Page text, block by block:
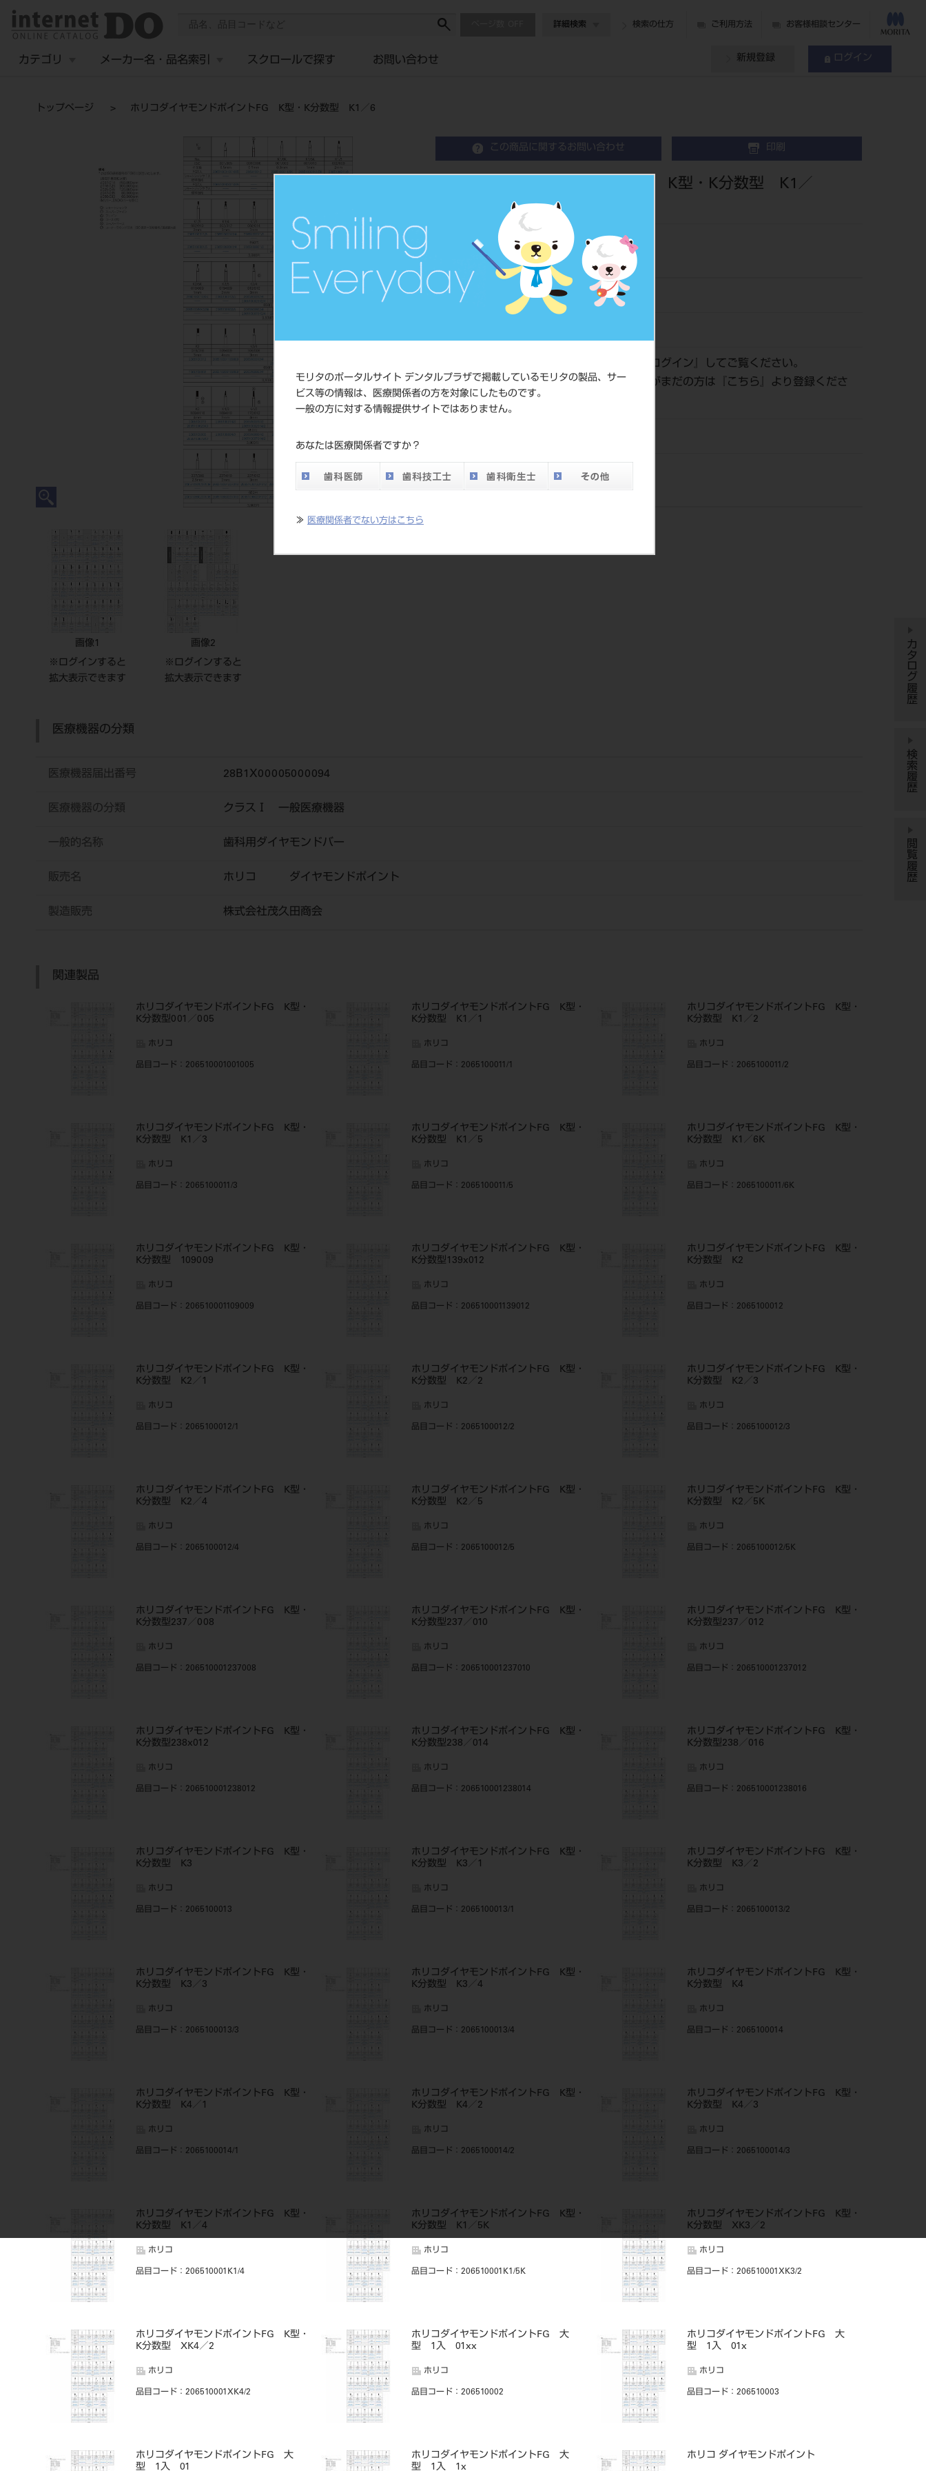
モリタのポータルサイト デンタルプラザで掲載しているモリタの製品、サー
ビス等の情報は、医療関係者の方を対象にしたものです。
一般の方に対する情報提供サイトではありません。
あなたは医療関係者ですか？
≫ 医療関係者でない方はこちら
詳細検索 検索の仕方 ご利用方法 お客様相談センター
カテゴリ メーカー名・品名索引 スクロールで探す お問い合わせ 新規登録 ログイン
トップページ ホリコダイヤモンドポイントFG K型・K分数型 K1／6
この商品に関するお問い合わせ 印刷
ホリコダイヤモンドポイントFG K型・K分数型 K1／
Diamond Points
歯科用ダイヤモンドバー
品目コード 2065100011/6
標準価格
ログイン 』してご覧ください。
ネット会員登録がまだの方は『
こちら
』より登録くださ
DO vol.26 掲載ペー
ジ
782
画像1
※ログインすると
拡大表示できます
画像2
※ログインすると
拡大表示できます
医療機器の分類
医療機器届出番号 28B1X00005000094
医療機器の分類 クラスⅠ 一般医療機器
一般的名称 歯科用ダイヤモンドバー
販売名 ホリコ ダイヤモンドポイント
製造販売 株式会社茂久田商会
関連製品
ホリコダイヤモンドポイントFG K型・
K分数型001／005
ホリコ
品目コード ：206510001001005
ホリコダイヤモンドポイントFG K型・
K分数型 K1／1
ホリコ
品目コード ：2065100011/1
ホリコダイヤモンドポイントFG K型・
K分数型 K1／2
ホリコ
品目コード ：2065100011/2
ホリコダイヤモンドポイントFG K型・
K分数型 K1／3
ホリコ
品目コード ：2065100011/3
ホリコダイヤモンドポイントFG K型・
K分数型 K1／5
ホリコ
品目コード ：2065100011/5
ホリコダイヤモンドポイントFG K型・
K分数型 K1／6K
ホリコ
品目コード ：2065100011/6K
ホリコダイヤモンドポイントFG K型・
K分数型 109009
ホリコ
品目コード ：206510001109009
ホリコダイヤモンドポイントFG K型・
K分数型139x012
ホリコ
品目コード ：206510001139012
ホリコダイヤモンドポイントFG K型・
K分数型 K2
ホリコ
品目コード ：2065100012
ホリコダイヤモンドポイントFG K型・
K分数型 K2／1
ホリコ
品目コード ：2065100012/1
ホリコダイヤモンドポイントFG K型・
K分数型 K2／2
ホリコ
品目コード ：2065100012/2
ホリコダイヤモンドポイントFG K型・
K分数型 K2／3
ホリコ
品目コード ：2065100012/3
ホリコダイヤモンドポイントFG K型・
K分数型 K2／4
ホリコ
品目コード ：2065100012/4
ホリコダイヤモンドポイントFG K型・
K分数型 K2／5
ホリコ
品目コード ：2065100012/5
ホリコダイヤモンドポイントFG K型・
K分数型 K2／5K
ホリコ
品目コード ：2065100012/5K
ホリコダイヤモンドポイントFG K型・
K分数型237／008
ホリコ
品目コード ：206510001237008
ホリコダイヤモンドポイントFG K型・
K分数型237／010
ホリコ
品目コード ：206510001237010
ホリコダイヤモンドポイントFG K型・
K分数型237／012
ホリコ
品目コード ：206510001237012
ホリコダイヤモンドポイントFG K型・
K分数型238x012
ホリコ
品目コード ：206510001238012
ホリコダイヤモンドポイントFG K型・
K分数型238／014
ホリコ
品目コード ：206510001238014
ホリコダイヤモンドポイントFG K型・
K分数型238／016
ホリコ
品目コード ：206510001238016
ホリコダイヤモンドポイントFG K型・
K分数型 K3
ホリコ
品目コード ：2065100013
ホリコダイヤモンドポイントFG K型・
K分数型 K3／1
ホリコ
品目コード ：2065100013/1
ホリコダイヤモンドポイントFG K型・
K分数型 K3／2
ホリコ
品目コード ：2065100013/2
ホリコダイヤモンドポイントFG K型・
K分数型 K3／3
ホリコ
品目コード ：2065100013/3
ホリコダイヤモンドポイントFG K型・
K分数型 K3／4
ホリコ
品目コード ：2065100013/4
ホリコダイヤモンドポイントFG K型・
K分数型 K4
ホリコ
品目コード ：2065100014
ホリコダイヤモンドポイントFG K型・
K分数型 K4／1
ホリコ
品目コード ：2065100014/1
ホリコダイヤモンドポイントFG K型・
K分数型 K4／2
ホリコ
品目コード ：2065100014/2
ホリコダイヤモンドポイントFG K型・
K分数型 K4／3
ホリコ
品目コード ：2065100014/3
ホリコダイヤモンドポイントFG K型・
K分数型 K1／4
ホリコ
品目コード ：206510001K1/4
ホリコダイヤモンドポイントFG K型・
K分数型 K1／5K
ホリコ
品目コード ：206510001K1/5K
ホリコダイヤモンドポイントFG K型・
K分数型 XK3／2
ホリコ
品目コード ：206510001XK3/2
ホリコダイヤモンドポイントFG K型・
K分数型 XK4／2
ホリコ
品目コード ：206510001XK4/2
ホリコダイヤモンドポイントFG 大
型 1入 01xx
ホリコ
品目コード ：206510002
ホリコダイヤモンドポイントFG 大
型 1入 01x
ホリコ
品目コード ：206510003
ホリコダイヤモンドポイントFG 大
型 1入 01
ホリコダイヤモンドポイントFG 大
型 1入 1x
ホリコ ダイヤモンドポイント
カタログ履歴
検索履歴
閲覧履歴